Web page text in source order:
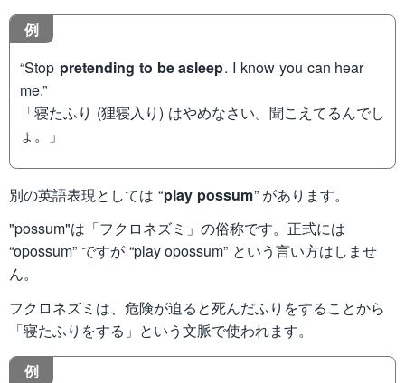
例
“Stop pretending to be asleep. I know you can hear
me.”
「寝たふり (狸寝入り) はやめなさい。聞こえてるんでし
ょ。」
別の英語表現としては “play possum” があります。
"possum"は「フクロネズミ」の俗称です。正式には
“opossum” ですが “play opossum” という言い方はしませ
ん。
フクロネズミは、危険が迫ると死んだふりをすることから
「寝たふりをする」という文脈で使われます。
例